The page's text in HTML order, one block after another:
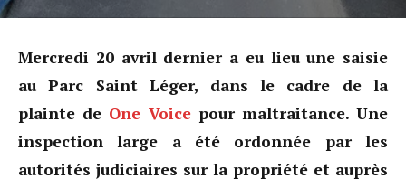
Mercredi 20 avril dernier a eu lieu une saisie
au Parc Saint Léger, dans le cadre de la
plainte de One Voicepour maltraitance. Une
inspection large a été ordonnée par les
autorités judiciaires sur la propriété et auprès